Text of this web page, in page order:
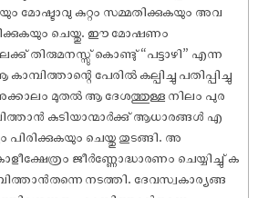
മോഷ്ടാവു കുറ്റം സമ്മതിക്കുകയും അവ
ചെയ്തു. ഈ മോ‌ഷണം
തിരുമനസ്സു് കൊണ്ടു് “പട്ടാഴി” എന്ന
പേരിൽ കല്പിച്ചു പതിപ്പിച്ചു
മുതൽ ആ ദേശത്തുള്ള നിലം പുര
കുടിയാന്മാർക്കു് ആധാരങ്ങൾ എ
പിരിക്കുകയും ചെയ്തു തുടങ്ങി. അ
ജീർണ്ണോദ്ധാരണം ചെയ്യിച്ചു് ക
നടത്തി. ദേവസ്വകാര്യങ്ങ